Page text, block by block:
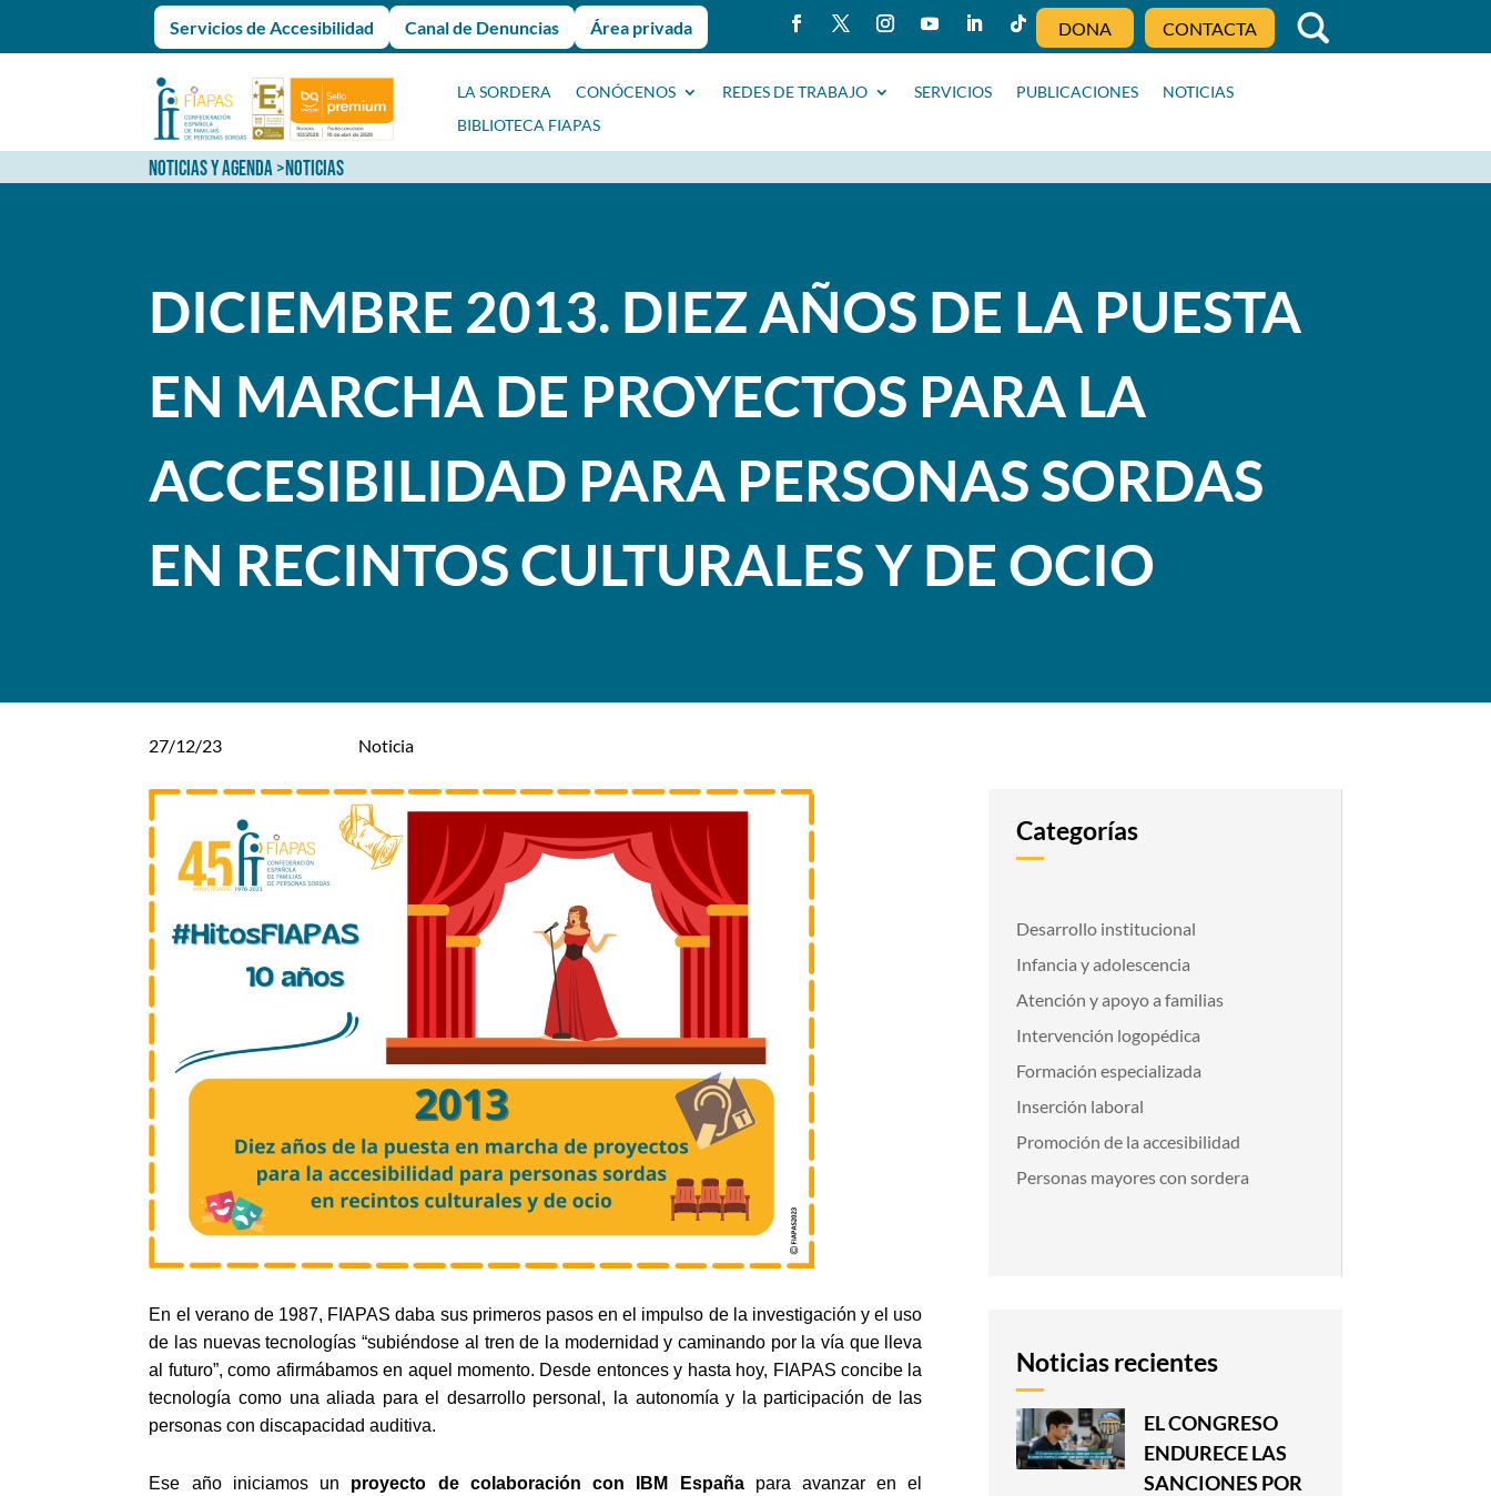
Servicios de Accesibilidad Canal de Denuncias Área privada DONA CONTACTA
LA SORDERA CONÓCENOS REDES DE TRABAJO SERVICIOS PUBLICACIONES
NOTICIAS
BIBLIOTECA FIAPAS
NOTICIAS Y AGENDA>NOTICIAS
DICIEMBRE 2013. DIEZ AÑOS DE LA PUESTA
EN MARCHA DE PROYECTOS PARA LA
ACCESIBILIDAD PARA PERSONAS SORDAS
EN RECINTOS CULTURALES Y DE OCIO
27/12/23 Noticia
En el verano de 1987, FIAPAS daba sus primeros pasos en el impulso de la investigación y el uso
de las nuevas tecnologías “subiéndose al tren de la modernidad y caminando por la vía que lleva
al futuro”, como afirmábamos en aquel momento. Desde entonces y hasta hoy, FIAPAS concibe la
tecnología como una aliada para el desarrollo personal, la autonomía y la participación de las
personas con discapacidad auditiva.
Ese año iniciamos un proyecto de colaboración con IBM Españapara avanzar en el
Categorías
Desarrollo institucional
Infancia y adolescencia
Atención y apoyo a familias
Intervención logopédica
Formación especializada
Inserción laboral
Promoción de la accesibilidad
Personas mayores con sordera
EL CONGRESO
ENDURECE LAS
SANCIONES POR
Noticias recientes